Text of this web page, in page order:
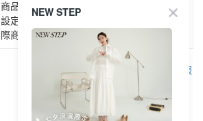
商品圖片顏色會因拍攝燈光環境或個人螢幕
設定不同，而造成部份色差現象，顏色以實
際商品為主。
客服
NEW STEP